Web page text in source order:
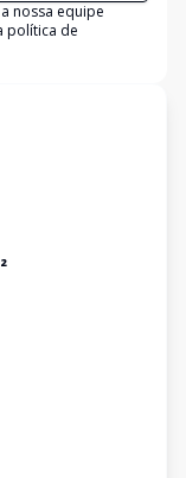
nossa equipe
política de